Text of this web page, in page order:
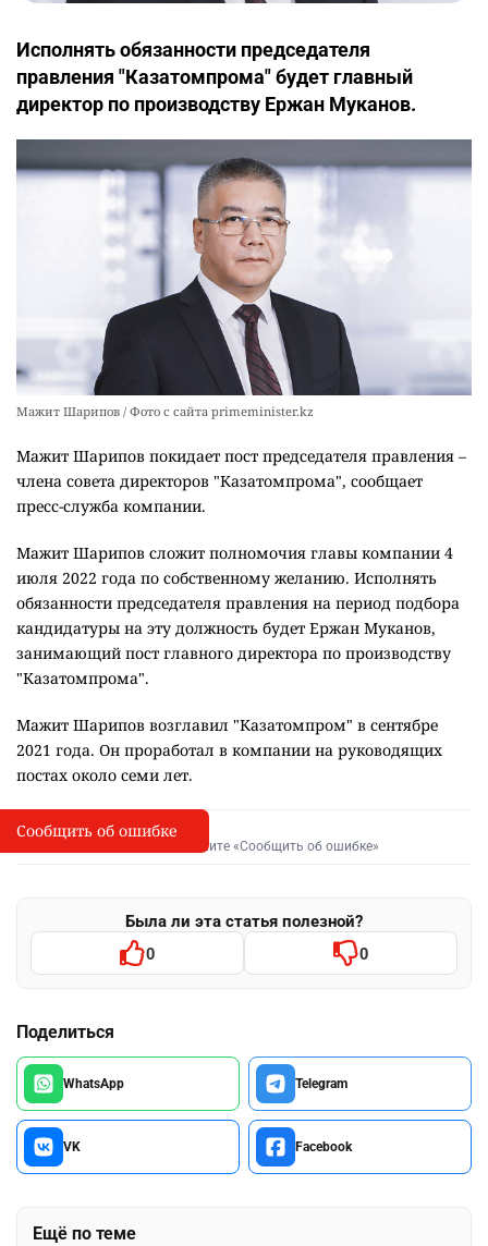
Исполнять обязанности председателя
правления "Казатомпрома" будет главный
директор по производству Ержан Муканов.
Мажит Шарипов / Фото с сайта primeminister.kz
Мажит Шарипов покидает пост председателя правления –
члена совета директоров "Казатомпрома", сообщает
пресс-служба компании.
Мажит Шарипов сложит полномочия главы компании 4
июля 2022 года по собственному желанию. Исполнять
обязанности председателя правления на период подбора
кандидатуры на эту должность будет Ержан Муканов,
занимающий пост главного директора по производству
"Казатомпрома".
Мажит Шарипов возглавил "Казатомпром" в сентябре
2021 года. Он проработал в компании на руководящих
постах около семи лет.
I
Сообщить об опечатке
Выделите фрагмент и нажмите «Сообщить об ошибке»
Была ли эта статья полезной?
0 0
Поделиться
WhatsApp Telegram
VK Facebook
Ещё по теме
Сообщить об ошибке